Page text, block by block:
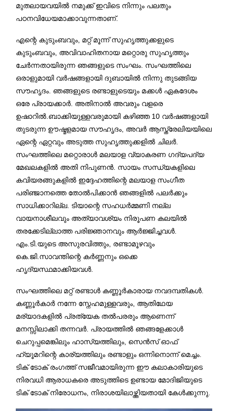
മുതലായവയിൽ നമുക്ക് ഇവിടെ നിന്നും പലതും
പഠനവിധേയമാക്കാവുന്നതാണ്.
എന്റെ കുടുംബവും, മറ്റ് മൂന്ന് സുഹൃത്തുക്കളുടെ
കുടുംബവും, അവിവാഹിതനായ മറ്റൊരു സുഹൃത്തും
ചേർന്നതായിരുന്ന ഞങ്ങളുടെ സംഘം. സംഘത്തിലെ
ഒരാളുമായി വർഷങ്ങളായി ദുബായിൽ നിന്നു തുടങ്ങിയ
സൗഹൃദം. ഞങ്ങളുടെ രണ്ടാളുടെയും മക്കൾ ഏകദേശം
ഒരേ പ്രായക്കാർ. അതിനാൽ അവരും വളരെ
ഉഷാറിൽ.ബാക്കിയുള്ളവരുമായി കഴിഞ്ഞ 10 വർഷങ്ങളായി
തുടരുന്ന ഊഷ്മളമായ സൗഹൃദം, അവർ ആസ്ത്രേലിയയിലെ
ഏന്റെ ഏറ്റവും അടുത്ത സുഹൃത്തുക്കളിൽ ചിലർ.
സംഘത്തിലെ മറ്റൊരാൾ മലയാള വ്യാകരണ ഗദ്യപദ്യ
മേഖലകളിൽ അതി നിപുണൻ. സായം സന്ധ്യകളിലെ
കവിയരങ്ങുകളിൽ ഇദ്ദേഹത്തിന്റെ മലയാള സംഗീത
പരിഞ്ജാനത്തെ തോൽപിക്കാൻ ഞങ്ങളിൽ പലർക്കും
സാധിക്കാറില്ല. ടിയാന്റെ സഹധർമ്മണി നല്ല
വായനാശീലവും അത്യാവശ്യം നിരൂപണ കലയിൽ
തരക്കേടില്ലാത്ത പരിജ്ഞാനവും ആർജ്ജിച്ചവൾ.
എം.ടി.യുടെ അസുരവിത്തും, രണ്ടാമൂഴവും
കെ.ജി.സാവന്തിന്റെ കർണ്ണനും ഒക്കെ
ഹൃദ്യസ്ഥമാക്കിയവൾ.
സംഘത്തിലെ മറ്റ് രണ്ടാൾ കണ്ണൂർകാരായ നവദമ്പതികൾ.
കണ്ണൂർകാർ നന്നേ സ്നേഹമുള്ളവരും, ആതിഥേയ
മര്യാദകളിൽ പ്രത്യേക തൽപരരും ആണെന്ന്
മനസ്സിലാക്കി തന്നവർ. പ്രായത്തിൽ ഞങ്ങളേക്കാൾ
ചെറുപ്പമെങ്കിലും ഹാസ്യത്തിലും, സെൻസ് ഓഫ്
ഹ്യൂമറിന്റെ കാര്യത്തിലും രണ്ടാളും ഒന്നിനൊന്ന് മെച്ചം.
ടിക് ടോക് രംഗത്ത് സജീവമായിരുന്ന ഈ കലാകാരിയുടെ
നിരവധി ആരാധകരെ അടുത്തിടെ ഉണ്ടായ മോദിജിയുടെ
ടിക് ടോക് നിരോധനം, നിരാശയിലാഴ്ത്തിയതായി കേൾക്കുന്നു.